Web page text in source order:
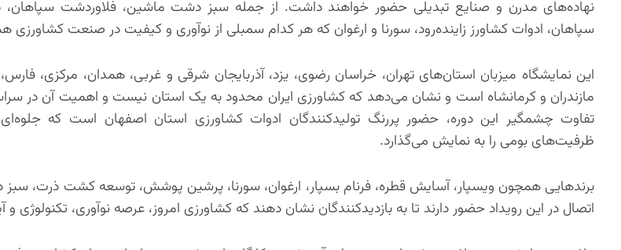
نهاده‌های مدرن و صنایع تبدیلی حضور خواهند داشت. از جمله سبز دشت ماشین، فلاوردشت سپاهان،
سپاهان، ادوات کشاورز زاینده‌رود، سورنا و ارغوان که هر کدام سمبلی از نوآوری و کیفیت در صنعت کشاورزی
این نمایشگاه میزبان استان‌های تهران، خراسان رضوی، یزد، آذربایجان شرقی و غربی، همدان، مرکزی،
مازندران و کرمانشاه است و نشان می‌دهد که کشاورزی ایران محدود به یک استان نیست و اهمیت آن در
تفاوت چشمگیر این دوره، حضور پررنگ تولیدکنندگان ادوات کشاورزی استان اصفهان است که
ظرفیت‌های بومی را به نمایش می‌گذارد.
برندهایی همچون ویسپار، آسایش قطره، فرنام بسپار، ارغوان، سورنا، پرشین پوشش، توسعه کشت ذرت،
اتصال در این رویداد حضور دارند تا به بازدیدکنندگان نشان دهند که کشاورزی امروز، عرصه نوآوری، تکنولوژی